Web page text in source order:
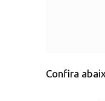
Confira